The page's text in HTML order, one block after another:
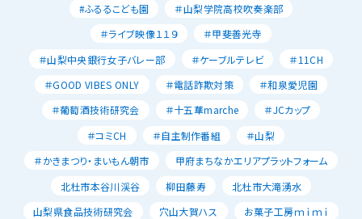
#ふるるこども園
＃山梨学院高校吹奏楽部
＃ライブ映像１１９
＃甲斐善光寺
＃山梨中央銀行女子バレー部
＃ケーブルテレビ
＃11CH
＃GOOD VIBES ONLY
＃電話詐欺対策
＃和泉愛児園
＃葡萄酒技術研究会
＃十五華marche
＃JCカップ
＃コミCH
＃自主制作番組
＃山梨
＃かきまつり・まいもん朝市
甲府まちなかエリアプラットフォーム
北杜市本谷川渓谷
柳田藤寿
北杜市大滝湧水
山梨県食品技術研究会
穴山大賀ハス
お菓子工房ｍｉｍｉ